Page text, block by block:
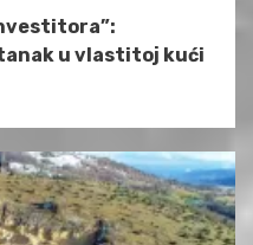
u vlastitoj kući